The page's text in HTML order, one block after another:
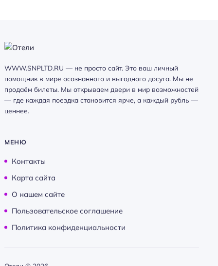
WWW.SNPLTD.RU — не просто сайт. Это ваш личный
помощник в мире осознанного и выгодного досуга. Мы не
продаём билеты. Мы открываем двери в мир возможностей
— где каждая поездка становится ярче, а каждый рубль —
ценнее.
МЕНЮ
Контакты
Карта сайта
О нашем сайте
Пользовательское соглашение
Политика конфиденциальности